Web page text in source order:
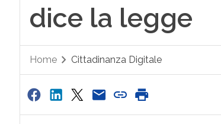
dice la legge
Home Cittadinanza Digitale